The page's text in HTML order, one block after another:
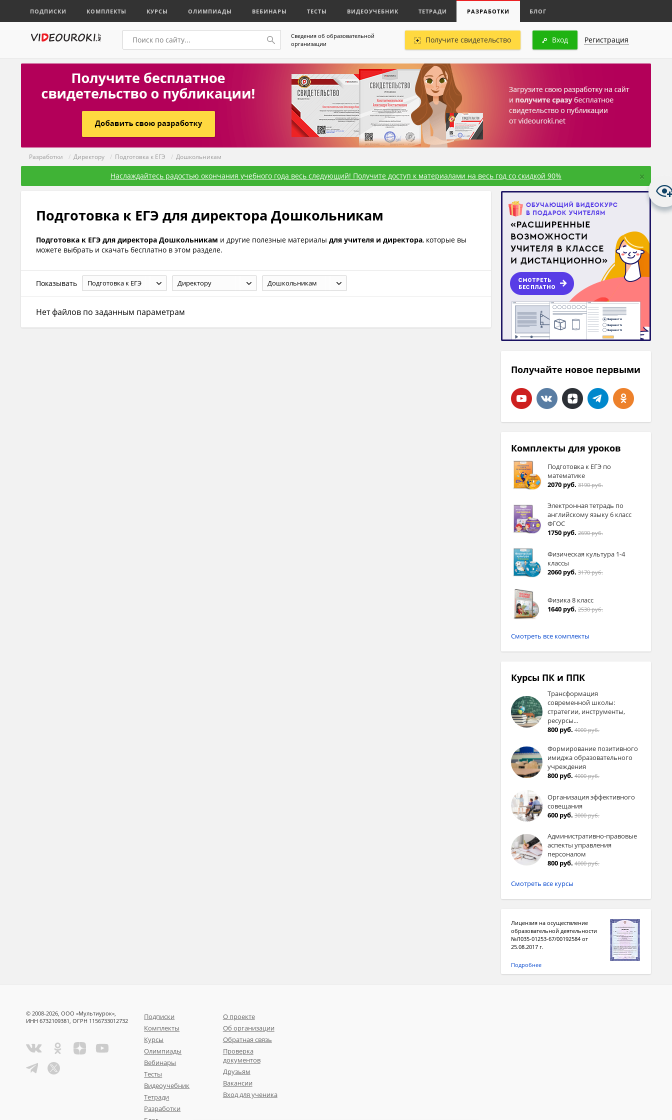
ПОДПИСКИ КОМПЛЕКТЫ КУРСЫ ОЛИМПИАДЫ ВЕБИНАРЫ ТЕСТЫ ВИДЕОУЧЕБНИК ТЕТРАДИ РАЗРАБОТКИ БЛОГ
Сведения об образовательной
организации
Получите свидетельство Вход Регистрация
Разработки / Директору / Подготовка к ЕГЭ / Дошкольникам
Наслаждайтесь радостью окончания учебного года весь следующий! Получите доступ к материалами на весь год со скидкой 90% ×
Подготовка к ЕГЭ для директора Дошкольникам
Подготовка к ЕГЭ для директора Дошкольникам и другие полезные материалы для учителя и директора, которые вы
можете выбрать и скачать бесплатно в этом разделе.
Показывать Подготовка к ЕГЭ Директору Дошкольникам
Нет файлов по заданным параметрам
Получайте новое первыми
Комплекты для уроков
Подготовка к ЕГЭ по
математике
2070 руб. 3190 руб.
Электронная тетрадь по
английскому языку 6 класс
ФГОС
1750 руб. 2690 руб.
Физическая культура 1-4
классы
2060 руб. 3170 руб.
Физика 8 класс
1640 руб. 2530 руб.
Смотреть все комплекты
Курсы ПК и ППК
Трансформация
современной школы:
стратегии, инструменты,
ресурсы...
800 руб. 4000 руб.
Формирование позитивного
имиджа образовательного
учреждения
800 руб. 4000 руб.
Организация эффективного
совещания
600 руб. 3000 руб.
Административно-правовые
аспекты управления
персоналом
800 руб. 4000 руб.
Смотреть все курсы
Лицензия на осуществление
образовательной деятельности
№Л035-01253-67/00192584 от
25.08.2017 г.
Подробнее
© 2008-2026, ООО «Мультиурок»,
ИНН 6732109381, ОГРН 1156733012732
Подписки
Комплекты
Курсы
Олимпиады
Вебинары
Тесты
Видеоучебник
Тетради
Разработки
О проекте
Об организации
Обратная связь
Проверка
документов
Друзьям
Вакансии
Вход для ученика